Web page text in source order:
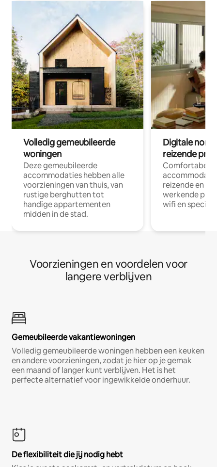
Volledig gemeubileerde
woningen
Deze gemeubileerde
accommodaties hebben alle
voorzieningen van thuis, van
rustige berghutten tot
handige appartementen
midden in de stad.
Digitale
reizende
Comfortabele
reizende en
werkende
wifi en
Voorzieningen en voordelen voor
langere verblijven
Gemeubileerde vakantiewoningen
Volledig gemeubileerde woningen hebben een keuken
en andere voorzieningen, zodat je hier op je gemak
een maand of langer kunt verblijven. Het is het
perfecte alternatief voor ingewikkelde onderhuur.
De flexibiliteit die jij nodig hebt